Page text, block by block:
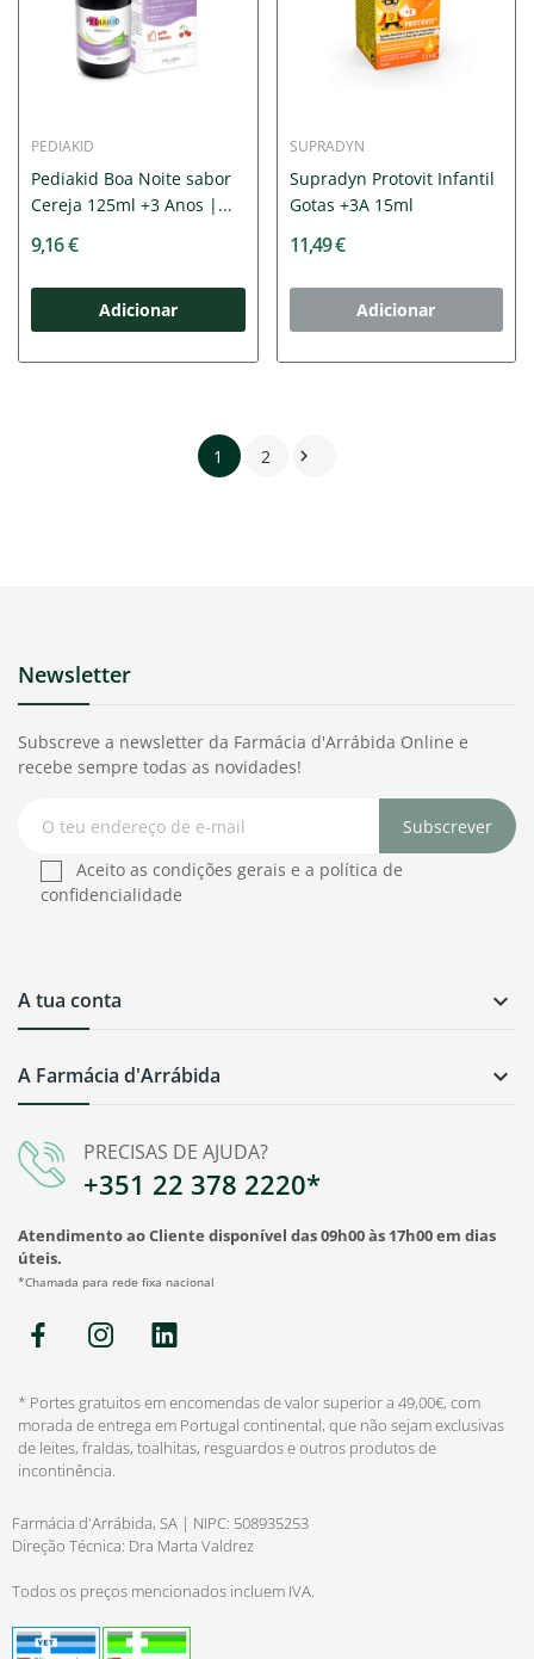
PEDIAKID
Pediakid Boa Noite sabor
Cereja 125ml +3 Anos |...
9,16 €
Adicionar
SUPRADYN
Supradyn Protovit Infantil
Gotas +3A 15ml
11,49 €
Adicionar
1 2 
PRECISAS DE AJUDA?
+351 22 378 2220*
Atendimento ao Cliente disponível das 09h00 às 17h00 em dias
úteis.
*Chamada para rede fixa nacional
A Farmácia d'Arrábida 
A tua conta 
Newsletter
Subscreve a newsletter da Farmácia d'Arrábida Online e
recebe sempre todas as novidades!
Subscrever
Aceito as condições gerais e a política de
confidencialidade
* Portes gratuitos em encomendas de valor superior a 49,00€, com
morada de entrega em Portugal continental, que não sejam exclusivas
de leites, fraldas, toalhitas, resguardos e outros produtos de
incontinência.
Farmácia d'Arrábida, SA | NIPC: 508935253
Direção Técnica: Dra Marta Valdrez
Todos os preços mencionados incluem IVA.